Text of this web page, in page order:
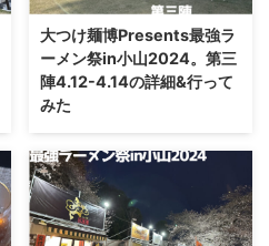
大つけ麺博Presents最強ラ
ーメン祭in小山2024。第三
陣4.12-4.14の詳細&行って
みた